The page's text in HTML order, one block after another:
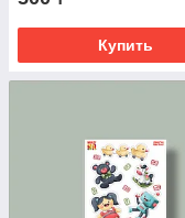
Купить